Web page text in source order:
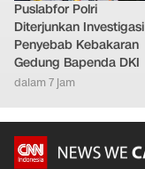
Puslabfor Polri
Diterjunkan Investigasi
Penyebab Kebakaran
Gedung Bapenda DKI
dalam 7 jam